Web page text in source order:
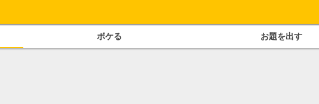
ボケる お題を出す